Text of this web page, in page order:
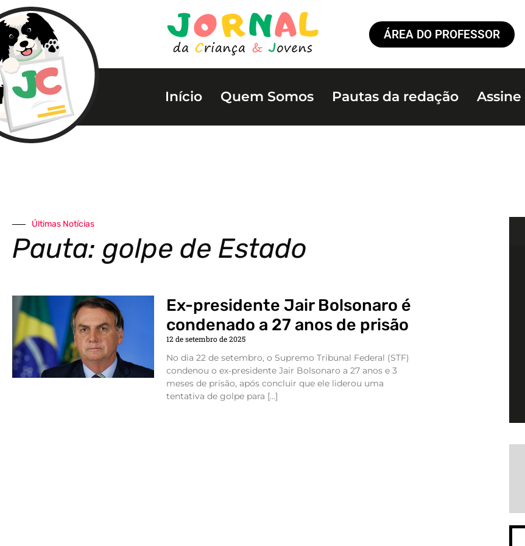
ÁREA DO PROFESSOR
Início Quem Somos Pautas da redação Assine
Últimas Notícias
Pauta: golpe de Estado
Ex-presidente Jair Bolsonaro é
condenado a 27 anos de prisão
12 de setembro de 2025
No dia 22 de setembro, o Supremo Tribunal Federal (STF)
condenou o ex-presidente Jair Bolsonaro a 27 anos e 3
meses de prisão, após concluir que ele liderou uma
tentativa de golpe para […]